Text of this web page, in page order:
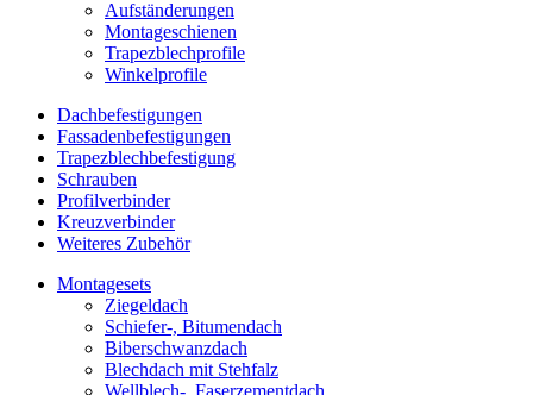
Aufständerungen
Montageschienen
Trapezblechprofile
Winkelprofile
Dachbefestigungen
Fassadenbefestigungen
Trapezblechbefestigung
Schrauben
Profilverbinder
Kreuzverbinder
Weiteres Zubehör
Montagesets
Ziegeldach
Schiefer-, Bitumendach
Biberschwanzdach
Blechdach mit Stehfalz
Wellblech-, Faserzementdach